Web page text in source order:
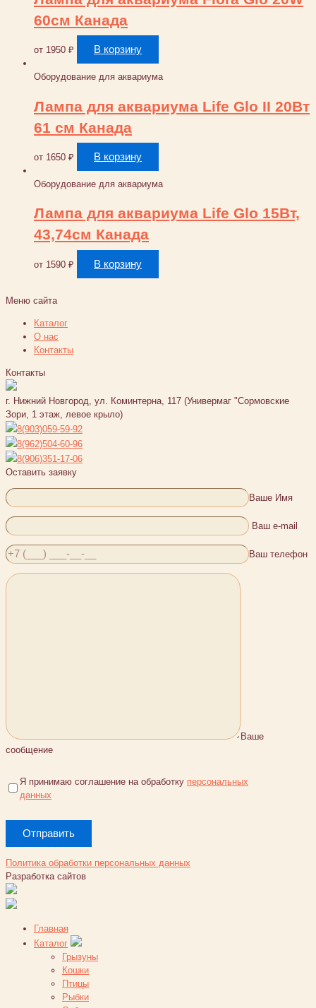
60см Канада
от 1950 ₽ В корзину
Оборудование для аквариума
Лампа для аквариума Life Glo II 20Вт
61 см Канада
от 1650 ₽ В корзину
Оборудование для аквариума
Лампа для аквариума Life Glo 15Вт,
43,74см Канада
от 1590 ₽ В корзину
Меню сайта
Каталог
О нас
Контакты
Контакты
г. Нижний Новгород, ул. Коминтерна, 117 (Универмаг "Сормовские
Зори, 1 этаж, левое крыло)
8(903)059-59-92
8(962)504-60-96
8(906)351-17-06
Оставить заявку
Ваше Имя
Ваш e-mail
Ваш телефон
Ваше
сообщение
Я принимаю соглашение на обработку персональных
данных
Политика обработки персональных данных
Разработка сайтов
Главная
Каталог
Грызуны
Кошки
Птицы
Рыбки